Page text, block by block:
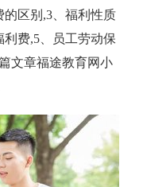
的区别,3、福利性质
费,5、员工劳动保
文章福途教育网小